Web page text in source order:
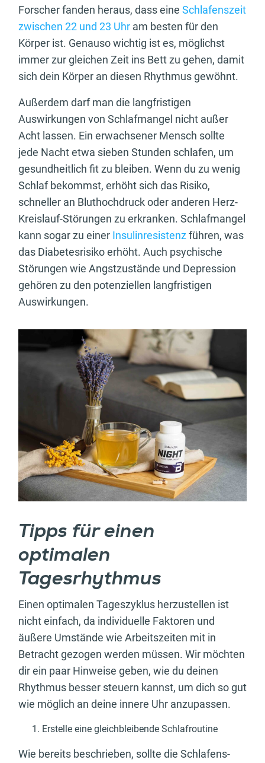
Forscher fanden heraus, dass eine Schlafenszeit
zwischen 22 und 23 Uhr am besten für den
Körper ist. Genauso wichtig ist es, möglichst
immer zur gleichen Zeit ins Bett zu gehen, damit
sich dein Körper an diesen Rhythmus gewöhnt.
Außerdem darf man die langfristigen
Auswirkungen von Schlafmangel nicht außer
Acht lassen. Ein erwachsener Mensch sollte
jede Nacht etwa sieben Stunden schlafen, um
gesundheitlich fit zu bleiben. Wenn du zu wenig
Schlaf bekommst, erhöht sich das Risiko,
schneller an Bluthochdruck oder anderen Herz-
Kreislauf-Störungen zu erkranken. Schlafmangel
kann sogar zu einer Insulinresistenzführen, was
das Diabetesrisiko erhöht. Auch psychische
Störungen wie Angstzustände und Depression
gehören zu den potenziellen langfristigen
Auswirkungen.
Tipps für einen
optimalen
Tagesrhythmus
Einen optimalen Tageszyklus herzustellen ist
nicht einfach, da individuelle Faktoren und
äußere Umstände wie Arbeitszeiten mit in
Betracht gezogen werden müssen. Wir möchten
dir ein paar Hinweise geben, wie du deinen
Rhythmus besser steuern kannst, um dich so gut
wie möglich an deine innere Uhr anzupassen.
Erstelle eine gleichbleibende Schlafroutine
Wie bereits beschrieben, sollte die Schlafens-